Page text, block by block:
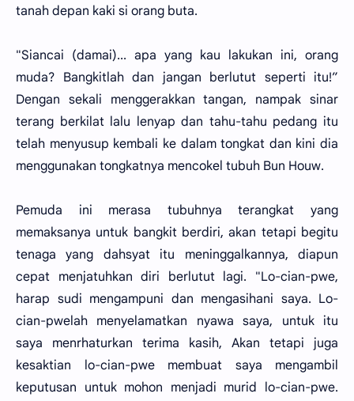
tanah depan kaki si orang buta.
"Siancai (damai)... apa yang kau lakukan ini, orang
muda? Bangkitlah dan jangan berlutut seperti itu!”
Dengan sekali menggerakkan tangan, nampak sinar
terang berkilat lalu lenyap dan tahu-tahu pedang itu
telah menyusup kembali ke dalam tongkat dan kini dia
menggunakan tongkatnya mencokel tubuh Bun Houw.
Pemuda ini merasa tubuhnya terangkat yang
memaksanya untuk bangkit berdiri, akan tetapi begitu
tenaga yang dahsyat itu meninggalkannya, diapun
cepat menjatuhkan diri berlutut lagi. "Lo-cian-pwe,
harap sudi mengampuni dan mengasihani saya. Lo-
cian-pwelah menyelamatkan nyawa saya, untuk itu
saya menrhaturkan terima kasih, Akan tetapi juga
kesaktian lo-cian-pwe membuat saya mengambil
keputusan untuk mohon menjadi murid lo-cian-pwe.